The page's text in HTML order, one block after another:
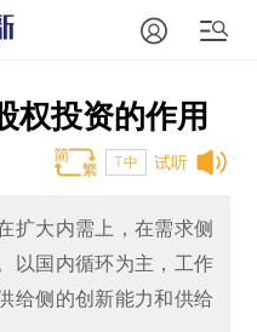
权投资的作用
试听
T中
扩大内需上，在需求侧
以国内循环为主，工作
给侧的创新能力和供给